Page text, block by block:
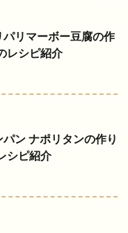
パリマーボー豆腐の作
レシピ紹介
パン ナポリタンの作り
シピ紹介